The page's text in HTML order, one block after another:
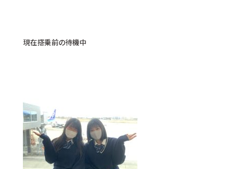
現在搭乗前の待機中